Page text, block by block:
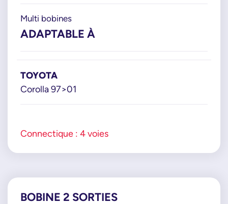
Multi bobines
ADAPTABLE À
TOYOTA
Corolla 97>01
Connectique : 4 voies
BOBINE 2 SORTIES